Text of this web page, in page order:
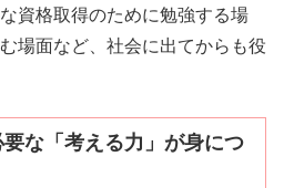
資格取得のために勉強する場
場面など、社会に出てからも役
な「考える力」が身につ